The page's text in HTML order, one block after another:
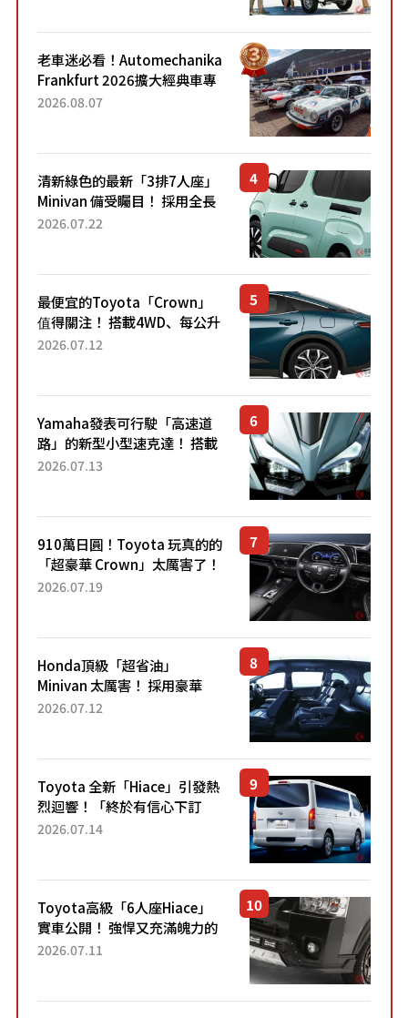
老車迷必看！Automechanika
Frankfurt 2026擴大經典車專
區 1954年珍稀古董車現場修復
2026.08.07
清新綠色的最新「3排7人座」
Minivan 備受矚目！ 採用全長
4.7公尺剛剛好的車身尺寸與
2026.07.22
最便宜的Toyota「Crown」
值得關注！ 搭載4WD、每公升
22.4公里低油耗表現超亮眼！
2026.07.12
Yamaha發表可行駛「高速道
路」的新型小型速克達！ 搭載
能享受超強勁「渦輪感」的動
2026.07.13
910萬日圓！Toyota 玩真的的
「超豪華 Crown」太厲害了！
採用由「匠人技藝」打造的
2026.07.19
Honda頂級「超省油」
Minivan 太厲害！ 採用豪華
「真皮座椅」與專屬「黑色內
「三...
2026.07.12
Toyota 全新「Hiace」引發熱
烈迴響！「終於有信心下訂
了！」「哪個等級交車最
車？...
2026.07.14
Toyota高級「6人座Hiace」
實車公開！ 強悍又充滿魄力的
「全黑設計」搭配特別「豪華
2026.07.11